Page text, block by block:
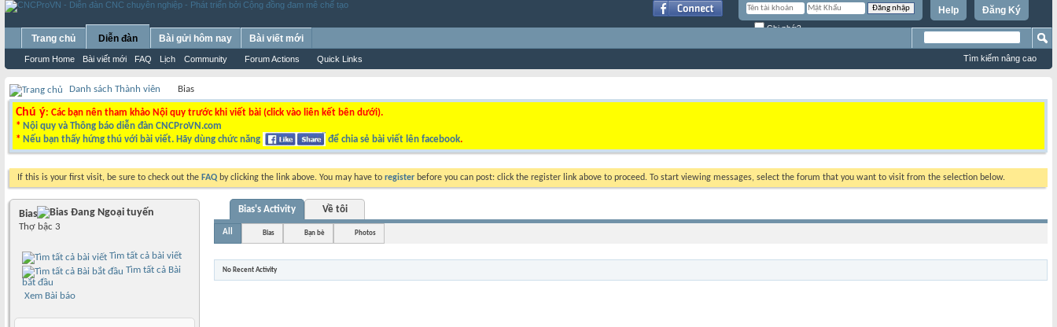
Đăng Ký
Help
Ghi nhớ?
Trang chủ Diễn đàn
Forum Home Bài viết mới FAQ Lịch Community Forum Actions Quick Links
Bài gửi hôm nay Bài viết mới
Tìm kiếm nâng cao
Danh sách Thành viên Bias
Chú ý: Các bạn nên tham khảo Nội quy trước khi viết bài (click vào liên kết bên dưới).
* Nội quy và Thông báo diễn đàn CNCProVN.com
* Nếu bạn thấy hứng thú với bài viết. Hãy dùng chức năng để chia sẻ bài viết lên facebook.
If this is your first visit, be sure to check out the FAQ by clicking the link above. You may have to register before you can post: click the register link above to proceed. To start viewing messages, select the forum that you want to visit from the selection below.
Bias
Thợ bậc 3
Tìm tất cả bài viết
Tìm tất cả Bài
bắt đầu
Xem Bài báo
Bias's Activity Về tôi
All Bias Bạn bè Photos
No Recent Activity